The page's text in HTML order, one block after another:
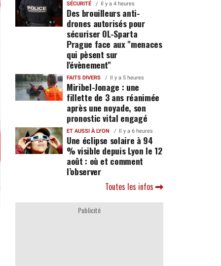
SÉCURITÉ Il y a 4 heures
Des brouilleurs anti-
drones autorisés pour
sécuriser OL-Sparta
Prague face aux "menaces
qui pèsent sur
l'évènement"
FAITS DIVERS Il y a 5 heures
Miribel-Jonage : une
fillette de 3 ans réanimée
après une noyade, son
pronostic vital engagé
ET AUSSI À LYON Il y a 6 heures
Une éclipse solaire à 94
% visible depuis Lyon le 12
août : où et comment
l’observer
Toutes les infos
Publicité